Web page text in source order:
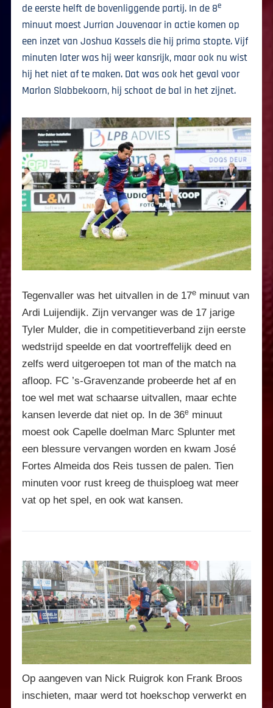
de eerste helft de bovenliggende partij. In de 8e
minuut moest Jurrian Jouvenaar in actie komen op
een inzet van Joshua Kassels die hij prima stopte. Vijf
minuten later was hij weer kansrijk, maar ook nu wist
hij het niet af te maken. Dat was ook het geval voor
Marlon Slabbekoorn, hij schoot de bal in het zijnet.
Tegenvaller was het uitvallen in de 17e minuut van
Ardi Luijendijk. Zijn vervanger was de 17 jarige
Tyler Mulder, die in competitieverband zijn eerste
wedstrijd speelde en dat voortreffelijk deed en
zelfs werd uitgeroepen tot man of the match na
afloop. FC ’s-Gravenzande probeerde het af en
toe wel met wat schaarse uitvallen, maar echte
kansen leverde dat niet op. In de 36e minuut
moest ook Capelle doelman Marc Splunter met
een blessure vervangen worden en kwam José
Fortes Almeida dos Reis tussen de palen. Tien
minuten voor rust kreeg de thuisploeg wat meer
vat op het spel, en ook wat kansen.
Op aangeven van Nick Ruigrok kon Frank Broos
inschieten, maar werd tot hoekschop verwerkt en